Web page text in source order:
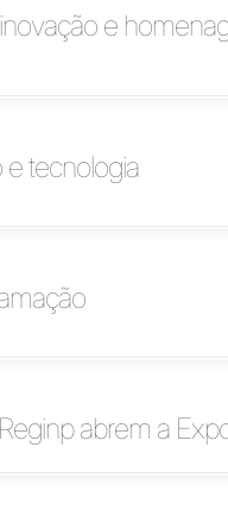
e
tecnologia
abrem a